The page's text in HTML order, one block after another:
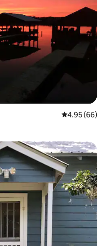
從 66 則評價
4.95 (66)